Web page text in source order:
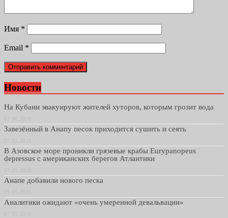
Имя *
Email *
Новости
На Кубани эвакуируют жителей хуторов, которым грозит вода
Завезённый в Анапу песок приходится сушить и сеять
В Азовское море проникли грязевые крабы Eurypanopeus
depressus с американских берегов Атлантики
Анапе добавили нового песка
Аналитики ожидают «очень умеренной девальвации»